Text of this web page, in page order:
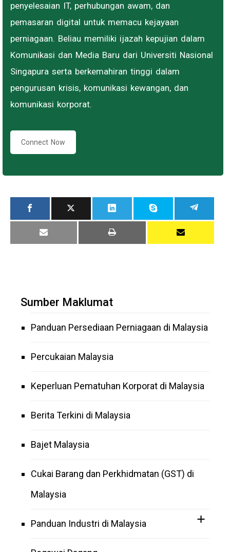
penyelesaian IT, perhubungan awam, dan
pemasaran digital untuk memacu kejayaan
perniagaan. Beliau memiliki ijazah kepujian dalam
Komunikasi dan Media Baru dari Universiti Nasional
Singapura serta berkemahiran tinggi dalam
pengurusan krisis, komunikasi kewangan, dan
komunikasi korporat.
Connect Now
Sumber Maklumat
Panduan Persediaan Perniagaan di Malaysia
Percukaian Malaysia
Keperluan Pematuhan Korporat di Malaysia
Berita Terkini di Malaysia
Bajet Malaysia
Cukai Barang dan Perkhidmatan (GST) di
Malaysia
Panduan Industri di Malaysia